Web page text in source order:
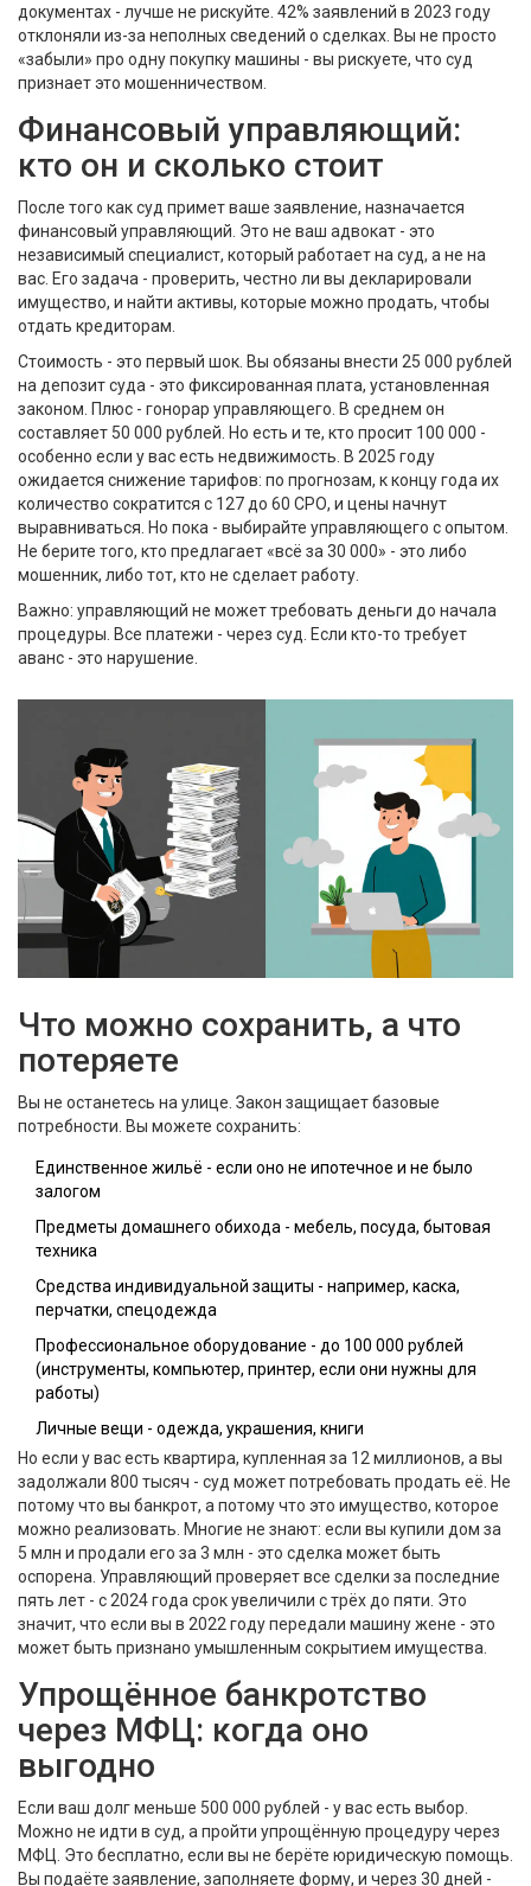
документах - лучше не рискуйте. 42% заявлений в 2023 году
отклоняли из-за неполных сведений о сделках. Вы не просто
«забыли» про одну покупку машины - вы рискуете, что суд
признает это мошенничеством.
Финансовый управляющий:
кто он и сколько стоит
После того как суд примет ваше заявление, назначается
финансовый управляющий. Это не ваш адвокат - это
независимый специалист, который работает на суд, а не на
вас. Его задача - проверить, честно ли вы декларировали
имущество, и найти активы, которые можно продать, чтобы
отдать кредиторам.
Стоимость - это первый шок. Вы обязаны внести 25 000 рублей
на депозит суда - это фиксированная плата, установленная
законом. Плюс - гонорар управляющего. В среднем он
составляет 50 000 рублей. Но есть и те, кто просит 100 000 -
особенно если у вас есть недвижимость. В 2025 году
ожидается снижение тарифов: по прогнозам, к концу года их
количество сократится с 127 до 60 СРО, и цены начнут
выравниваться. Но пока - выбирайте управляющего с опытом.
Не берите того, кто предлагает «всё за 30 000» - это либо
мошенник, либо тот, кто не сделает работу.
Важно: управляющий не может требовать деньги до начала
процедуры. Все платежи - через суд. Если кто-то требует
аванс - это нарушение.
Что можно сохранить, а что
потеряете
Вы не останетесь на улице. Закон защищает базовые
потребности. Вы можете сохранить:
Единственное жильё - если оно не ипотечное и не было
залогом
Предметы домашнего обихода - мебель, посуда, бытовая
техника
Средства индивидуальной защиты - например, каска,
перчатки, спецодежда
Профессиональное оборудование - до 100 000 рублей
(инструменты, компьютер, принтер, если они нужны для
работы)
Личные вещи - одежда, украшения, книги
Но если у вас есть квартира, купленная за 12 миллионов, а вы
задолжали 800 тысяч - суд может потребовать продать её. Не
потому что вы банкрот, а потому что это имущество, которое
можно реализовать. Многие не знают: если вы купили дом за
5 млн и продали его за 3 млн - это сделка может быть
оспорена. Управляющий проверяет все сделки за последние
пять лет - с 2024 года срок увеличили с трёх до пяти. Это
значит, что если вы в 2022 году передали машину жене - это
может быть признано умышленным сокрытием имущества.
Упрощённое банкротство
через МФЦ: когда оно
выгодно
Если ваш долг меньше 500 000 рублей - у вас есть выбор.
Можно не идти в суд, а пройти упрощённую процедуру через
МФЦ. Это бесплатно, если вы не берёте юридическую помощь.
Вы подаёте заявление, заполняете форму, и через 30 дней -